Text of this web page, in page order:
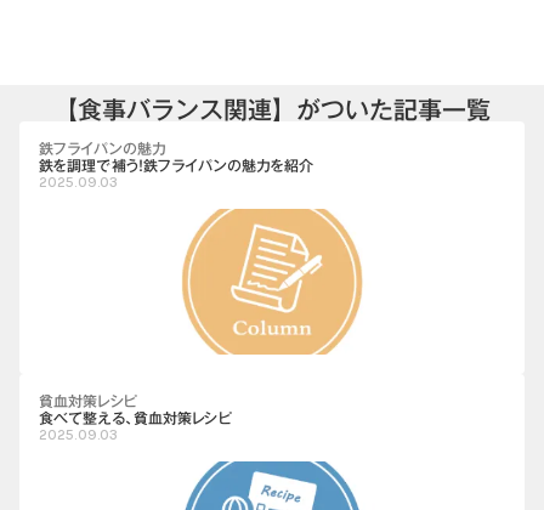
【食事バランス関連】がついた記事一覧
鉄フライパンの魅力
鉄を調理で補う！鉄フライパンの魅力を紹介
2025.09.03
貧血対策レシピ
食べて整える、貧血対策レシピ
2025.09.03